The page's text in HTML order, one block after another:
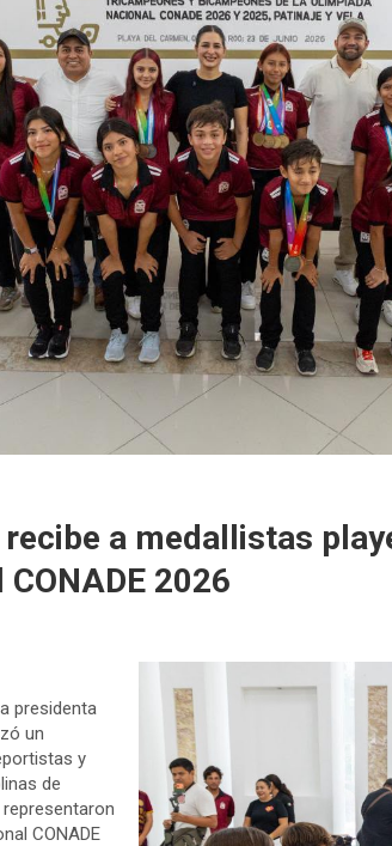
a medallistas
2026
presidenta
un
y
de
CONADE